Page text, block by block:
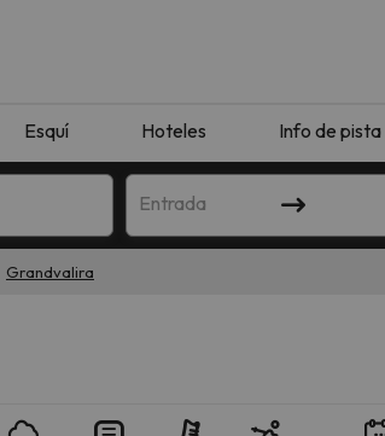
Esquí Hoteles Info de pista
Entrada
Grandvalira